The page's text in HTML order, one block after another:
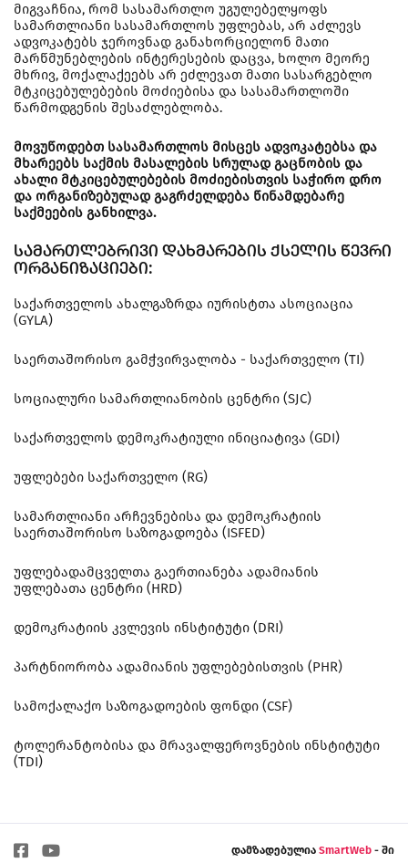
მიგვაჩნია, რომ სასამართლო უგულებელყოფს
სამართლიანი სასამართლოს უფლებას, არ აძლევს
ადვოკატებს ჯეროვნად განახორციელონ მათი
მარწმუნებლების ინტერესების დაცვა, ხოლო მეორე
მხრივ, მოქალაქეებს არ ეძლევათ მათი სასარგებლო
მტკიცებულებების მოძიებისა და სასამართლოში
წარმოდგენის შესაძლებლობა.
მოვუწოდებთ სასამართლოს მისცეს ადვოკატებსა და
მხარეებს საქმის მასალების სრულად გაცნობის და
ახალი მტკიცებულებების მოძიებისთვის საჭირო დრო
და ორგანიზებულად გაგრძელდება წინამდებარე
საქმეების განხილვა.
ᲡᲐᲛᲐᲠᲗᲚᲔᲑᲠᲘᲕᲘ ᲓᲐᲮᲛᲐᲠᲔᲑᲘᲡ ᲥᲡᲔᲚᲘᲡ ᲬᲔᲕᲠᲘ
ᲝᲠᲒᲐᲜᲘᲖᲐᲪᲘᲔᲑᲘ:
საქართველოს ახალგაზრდა იურისტთა ასოციაცია
(GYLA)
საერთაშორისო გამჭვირვალობა - საქართველო (TI)
სოციალური სამართლიანობის ცენტრი (SJC)
საქართველოს დემოკრატიული ინიციატივა (GDI)
უფლებები საქართველო (RG)
სამართლიანი არჩევნებისა და დემოკრატიის
საერთაშორისო საზოგადოება (ISFED)
უფლებადამცველთა გაერთიანება ადამიანის
უფლებათა ცენტრი (HRD)
დემოკრატიის კვლევის ინსტიტუტი (DRI)
პარტნიორობა ადამიანის უფლებებისთვის (PHR)
სამოქალაქო საზოგადოების ფონდი (CSF)
ტოლერანტობისა და მრავალფეროვნების ინსტიტუტი
(TDI)
დამზადებულია SmartWeb - ში